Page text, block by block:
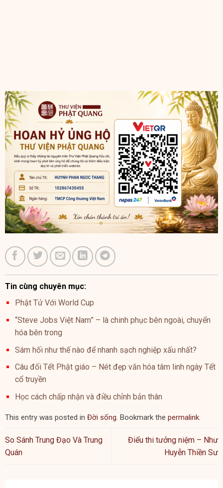
Tin cùng chuyên mục:
Phật Tử Với World Cup
“Steve Jobs Việt Nam” – là chinh phục bên ngoài, chuyển
hóa bên trong
Sám hối như thế nào để nhanh sạch nghiệp xấu nhất?
Câu đối Tết Phật giáo – Nét đẹp văn hóa tâm linh ngày Tết
cổ truyền
Học cách chấp nhận và điều chỉnh bản thân
This entry was posted in Đời sống. Bookmark the permalink.
So Sánh Trung Đạo Và Trung
Quán
Điếu thi tưởng niệm – Như
Huyễn Thiền Sư